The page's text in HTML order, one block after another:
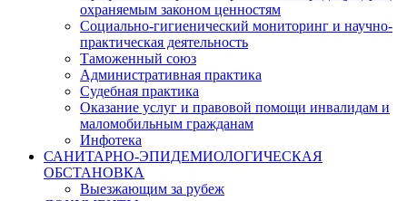
охраняемым законом ценностям
Социально-гигиенический мониторинг и научно-
практическая деятельность
Таможенный союз
Административная практика
Судебная практика
Оказание услуг и правовой помощи инвалидам и
маломобильным гражданам
Инфотека
САНИТАРНО-ЭПИДЕМИОЛОГИЧЕСКАЯ
ОБСТАНОВКА
Выезжающим за рубеж